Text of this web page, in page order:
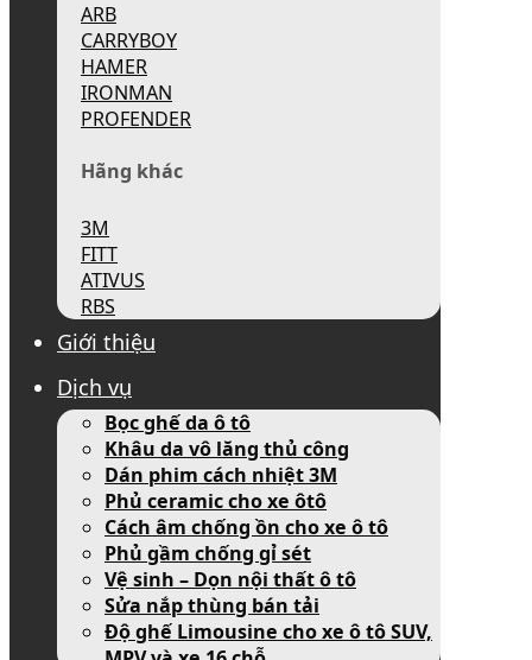
ARB
CARRYBOY
HAMER
IRONMAN
PROFENDER
Hãng khác
3M
FITT
ATIVUS
RBS
Giới thiệu
Dịch vụ
Bọc ghế da ô tô
Khâu da vô lăng thủ công
Dán phim cách nhiệt 3M
Phủ ceramic cho xe ôtô
Cách âm chống ồn cho xe ô tô
Phủ gầm chống gỉ sét
Vệ sinh – Dọn nội thất ô tô
Sửa nắp thùng bán tải
Độ ghế Limousine cho xe ô tô SUV,